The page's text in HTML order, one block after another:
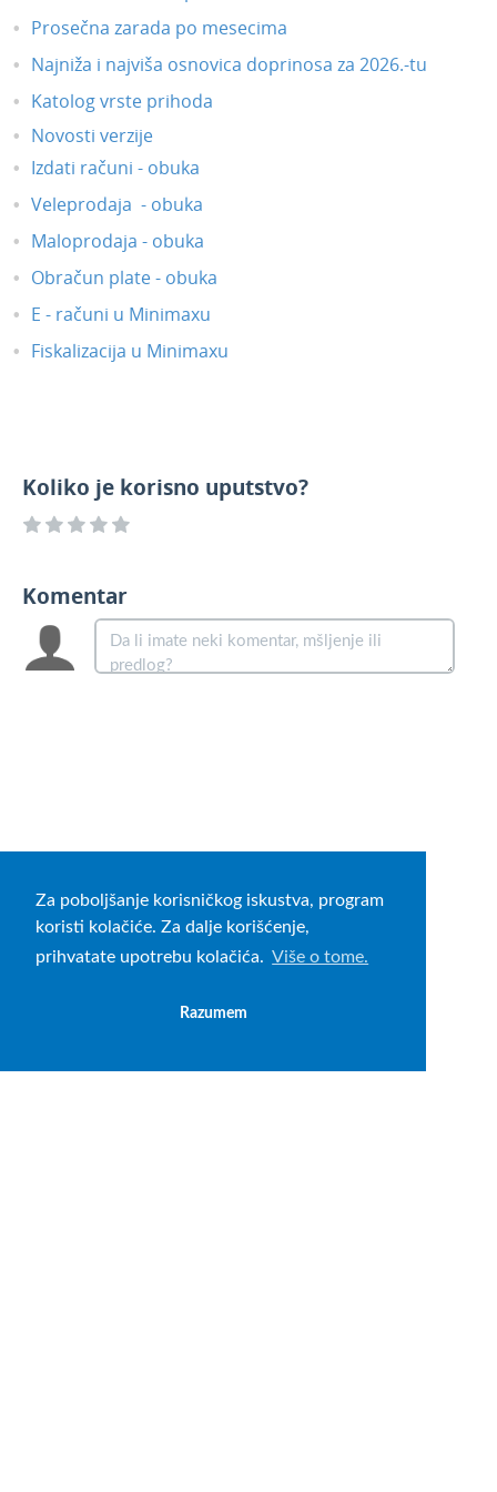
Za poboljšanje korisničkog iskustva, program
koristi kolačiće. Za dalje korišćenje,
prihvatate upotrebu kolačića. Više o tome.
Razumem
Video - zalihe
e-Otpremnice
Zalihe-po prod. vred. sa PDV
Nepovezana maloprodaja
Predračuni
Banka
Blagajna
Primljene narudžbine
Izdate narudžbine
Radni nalozi
Povezivanje sa POS
Povezivanje Webshop
Prosečna zarada po mesecima
Najniža i najviša osnovica doprinosa za 2026.-tu
Katolog vrste prihoda
Novosti verzije
Izdati računi - obuka
Veleprodaja - obuka
Maloprodaja - obuka
Obračun plate - obuka
E - računi u Minimaxu
Fiskalizacija u Minimaxu
Koliko je korisno uputstvo?
Komentar